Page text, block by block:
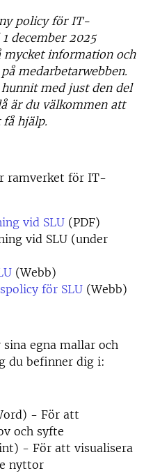
policy för IT-
december 2025
mycket information och
medarbetarwebben.
med just den del
är du välkommen att
hjälp.
ramverket för IT-
vid SLU (PDF)
vid SLU (under
(Webb)
för SLU (Webb)
egna mallar och
du befinner dig i:
- För att
och syfte
- För att visualisera
nyttor